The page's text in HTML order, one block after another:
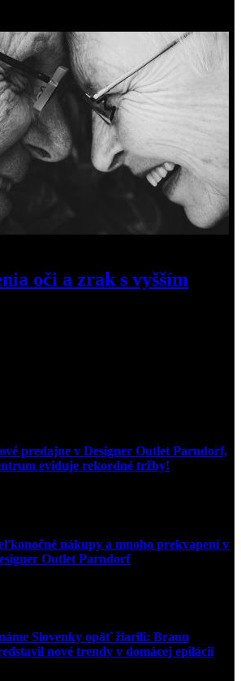
oči a zrak s vyšším
predajne v Designer Outlet Parndorf,
eviduje rekordné tržby!
nákupy a mnoho prekvapení v
Outlet Parndorf
Slovenky opäť žiarili: Braun
nové trendy v domácej epilácii